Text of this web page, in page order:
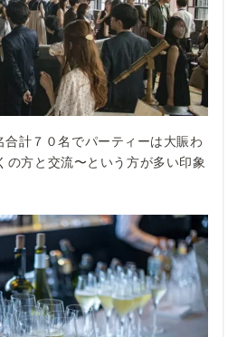
計７０名でパーティーは大賑わ
の方と交流〜という方が多い印象